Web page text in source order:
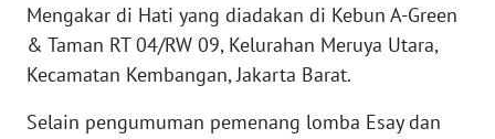
Mengakar di Hati yang diadakan di Kebun A-Green
& Taman RT 04/RW 09, Kelurahan Meruya Utara,
Kecamatan Kembangan, Jakarta Barat.
Selain pengumuman pemenang lomba Esay dan
WN
KALBAR
KALTENG